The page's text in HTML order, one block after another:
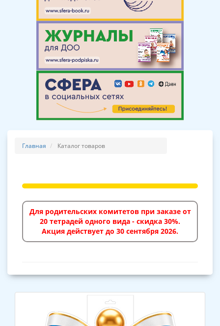
Главная Каталог товаров
Для родительских комитетов при заказе от
20 тетрадей одного вида - скидка 30%.
Акция действует до 30 сентября 2026.